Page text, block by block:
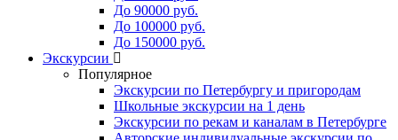
До 90000 руб.
До 100000 руб.
До 150000 руб.
Экскурсии
Популярное
Экскурсии по Петербургу и пригородам
Школьные экскурсии на 1 день
Экскурсии по рекам и каналам в Петербурге